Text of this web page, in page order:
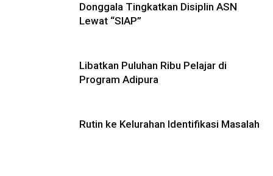
Donggala Tingkatkan Disiplin ASN
Lewat “SIAP”
Libatkan Puluhan Ribu Pelajar di
Program Adipura
Rutin ke Kelurahan Identifikasi Masalah